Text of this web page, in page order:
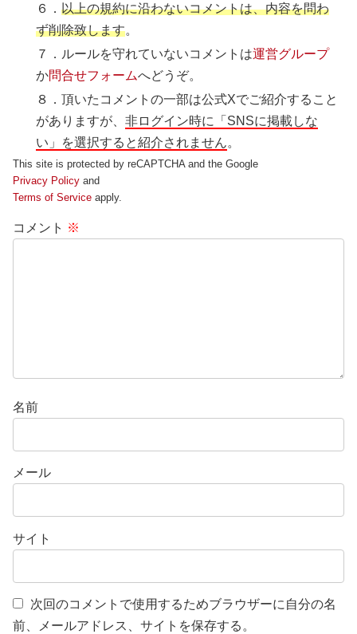
６．以上の規約に沿わないコメントは、内容を問わ
ず削除致します。
７．ルールを守れていないコメントは運営グループ
か問合せフォームへどうぞ。
８．頂いたコメントの一部は公式Xでご紹介すること
がありますが、非ログイン時に「SNSに掲載しな
い」を選択すると紹介されません。
This site is protected by reCAPTCHA and the Google
Privacy Policy and
Terms of Service apply.
コメント ※
名前
メール
サイト
次回のコメントで使用するためブラウザーに自分の名
前、メールアドレス、サイトを保存する。